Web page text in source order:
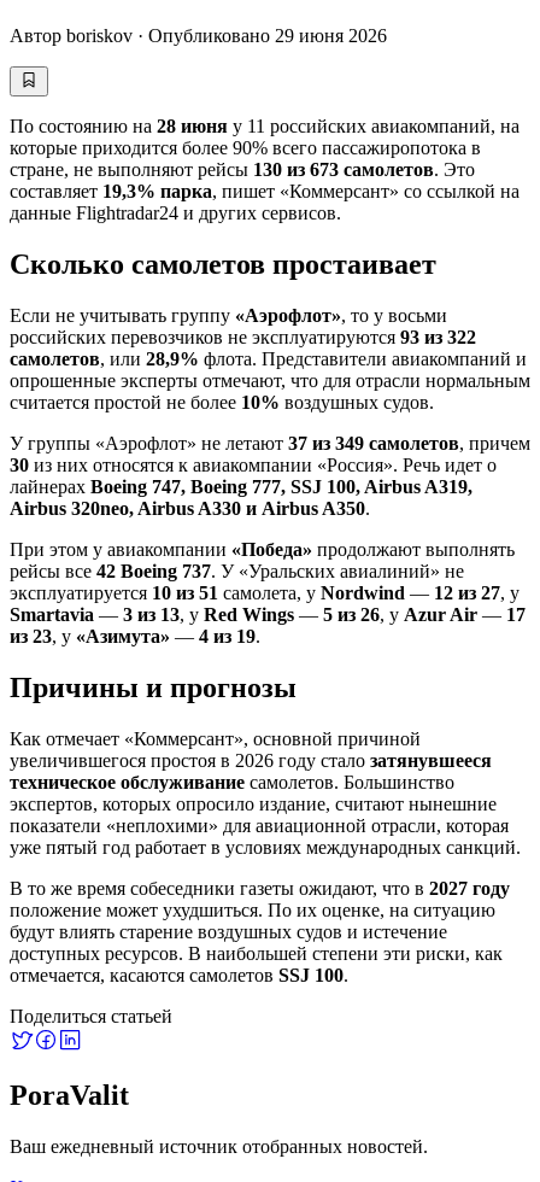
Автор boriskov · Опубликовано 29 июня 2026
По состоянию на 28 июня у 11 российских авиакомпаний, на
которые приходится более 90% всего пассажиропотока в
стране, не выполняют рейсы 130 из 673 самолетов. Это
составляет 19,3% парка, пишет «Коммерсант» со ссылкой на
данные Flightradar24 и других сервисов.
Сколько самолетов простаивает
Если не учитывать группу «Аэрофлот», то у восьми
российских перевозчиков не эксплуатируются 93 из 322
самолетов, или 28,9% флота. Представители авиакомпаний и
опрошенные эксперты отмечают, что для отрасли нормальным
считается простой не более 10% воздушных судов.
У группы «Аэрофлот» не летают 37 из 349 самолетов, причем
30 из них относятся к авиакомпании «Россия». Речь идет о
лайнерах Boeing 747, Boeing 777, SSJ 100, Airbus A319,
Airbus 320neo, Airbus A330 и Airbus A350.
При этом у авиакомпании «Победа» продолжают выполнять
рейсы все 42 Boeing 737. У «Уральских авиалиний» не
эксплуатируется 10 из 51 самолета, у Nordwind — 12 из 27, у
Smartavia — 3 из 13, у Red Wings — 5 из 26, у Azur Air — 17
из 23, у «Азимута» — 4 из 19.
Причины и прогнозы
Как отмечает «Коммерсант», основной причиной
увеличившегося простоя в 2026 году стало затянувшееся
техническое обслуживание самолетов. Большинство
экспертов, которых опросило издание, считают нынешние
показатели «неплохими» для авиационной отрасли, которая
уже пятый год работает в условиях международных санкций.
В то же время собеседники газеты ожидают, что в 2027 году
положение может ухудшиться. По их оценке, на ситуацию
будут влиять старение воздушных судов и истечение
доступных ресурсов. В наибольшей степени эти риски, как
отмечается, касаются самолетов SSJ 100.
Поделиться статьей
PoraValit
Ваш ежедневный источник отобранных новостей.